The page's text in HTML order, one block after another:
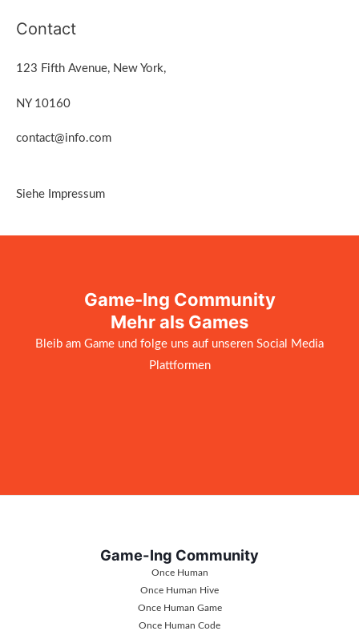
Contact
123 Fifth Avenue, New York,
NY 10160
contact@info.com
Siehe Impressum
Game-Ing Community
Mehr als Games
Bleib am Game und folge uns auf unseren Social Media
Plattformen
Game-Ing Community
Once Human
Once Human Hive
Once Human Game
Once Human Code